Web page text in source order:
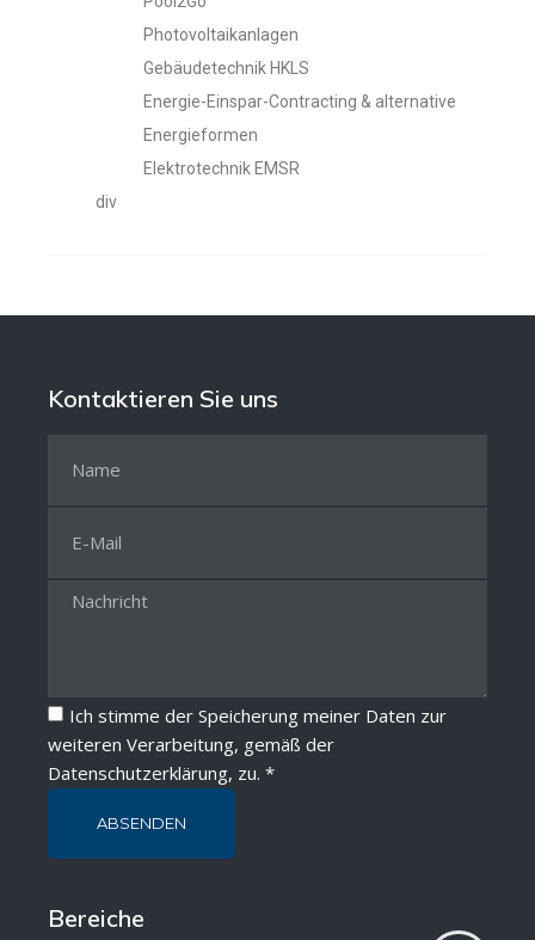
Photovoltaikanlagen
Gebäudetechnik HKLS
Energie-Einspar-Contracting & alternative
Energieformen
Elektrotechnik EMSR
div
Kontaktieren Sie uns
Ich stimme der Speicherung meiner Daten zur
weiteren Verarbeitung, gemäß der
Datenschutzerklärung, zu. *
ABSENDEN
Bereiche